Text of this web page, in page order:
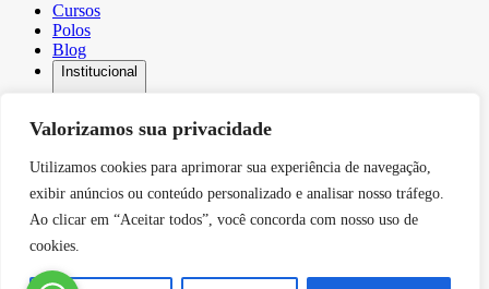
Valorizamos sua privacidade
Utilizamos cookies para aprimorar sua experiência de navegação,
exibir anúncios ou conteúdo personalizado e analisar nosso tráfego.
Ao clicar em “Aceitar todos”, você concorda com nosso uso de
cookies.
Cursos
Polos
Blog
Institucional
Sobre
Idiomas
Biblioteca
CPA – Comissão Própria de Avaliação